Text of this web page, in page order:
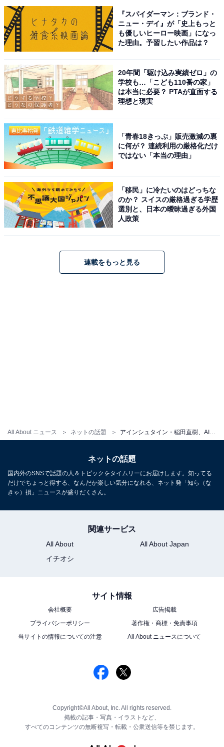
All About ニュース ネットの話題
『スパイダーマン：ブランド・
ニュー・デイ』が「史上もっと
も優しいヒーロー映画」になっ
た理由。予習したい作品は？
20年間「駆け込み実績ゼロ」の
学校も…「こども110番の家」
は本当に必要？ PTAが直面する
理想と現実
「青春18きっぷ」販売激減の裏
に何が？ 連続利用の厳格化だけ
ではない「本当の理由」
「移民」に冷たいのはどっちな
のか？ スイスの厳格過ぎる学歴
選別と、日本の曖昧過ぎる外国
人政策
連載をもっと見る
ネットの話題
国内外のSNSで話題の人＆トピックをタイムリーにお届けします。知ってる
だけでちょっと得する、なんだか楽しい気分になれる、ネット発「知ら（な
きゃ）損」ニュースが盛りだくさん。
関連サービス
All About
All About Japan
イチオシ
サイト情報
会社概要
広告掲載
プライバシーポリシー
著作権・商標・免責事項
当サイトの情報についての注意
All About ニュースについて
Copyright©All About, Inc. All rights reserved.
掲載の記事・写真・イラストなど、
すべてのコンテンツの無断複写・転載・公衆送信等を禁じます。